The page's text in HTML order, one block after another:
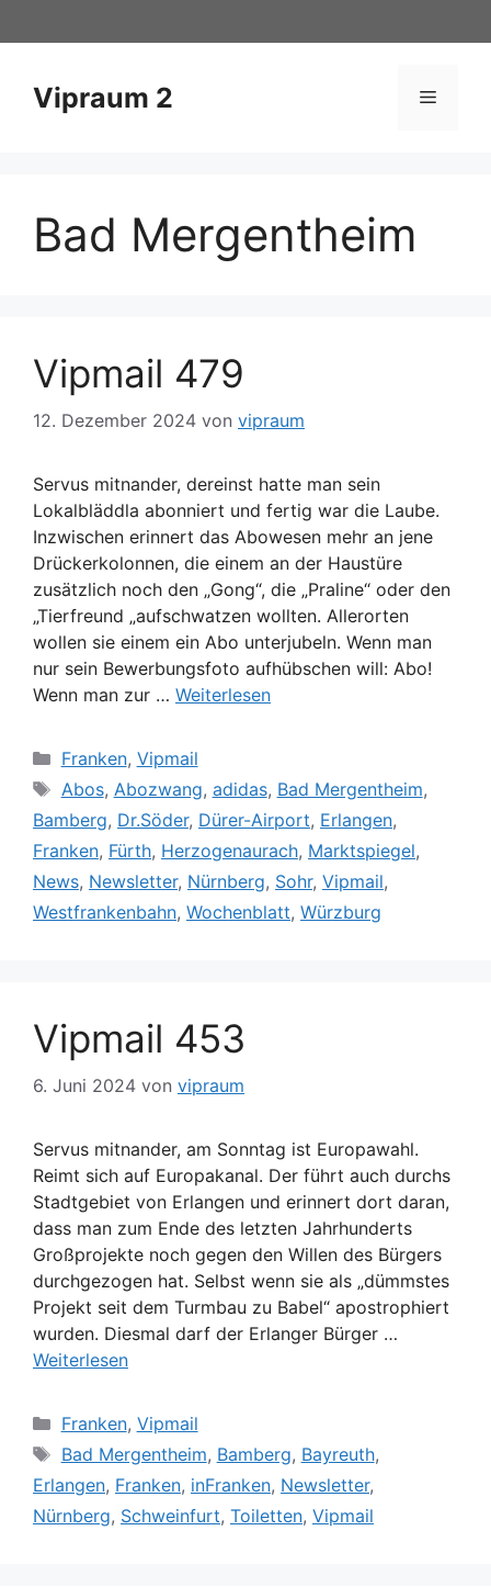
Inhalt
Vipraum 2 Menü
Bad Mergentheim
Vipmail 479
12. Dezember 2024 von vipraum
Servus mitnander, dereinst hatte man sein
Lokalbläddla abonniert und fertig war die Laube.
Inzwischen erinnert das Abowesen mehr an jene
Drückerkolonnen, die einem an der Haustüre
zusätzlich noch den „Gong“, die „Praline“ oder den
„Tierfreund „aufschwatzen wollten. Allerorten
wollen sie einem ein Abo unterjubeln. Wenn man
nur sein Bewerbungsfoto aufhübschen will: Abo!
Wenn man zur … Weiterlesen
Kategorien
Franken, Vipmail
Schlagwörter
Abos, Abozwang, adidas, Bad Mergentheim,
Bamberg, Dr.Söder, Dürer-Airport, Erlangen,
Franken, Fürth, Herzogenaurach, Marktspiegel,
News, Newsletter, Nürnberg, Sohr, Vipmail,
Westfrankenbahn, Wochenblatt, Würzburg
Vipmail 453
6. Juni 2024 von vipraum
Servus mitnander, am Sonntag ist Europawahl.
Reimt sich auf Europakanal. Der führt auch durchs
Stadtgebiet von Erlangen und erinnert dort daran,
dass man zum Ende des letzten Jahrhunderts
Großprojekte noch gegen den Willen des Bürgers
durchgezogen hat. Selbst wenn sie als „dümmstes
Projekt seit dem Turmbau zu Babel“ apostrophiert
wurden. Diesmal darf der Erlanger Bürger …
Weiterlesen
Kategorien
Franken, Vipmail
Schlagwörter
Bad Mergentheim, Bamberg, Bayreuth,
Erlangen, Franken, inFranken, Newsletter,
Nürnberg, Schweinfurt, Toiletten, Vipmail